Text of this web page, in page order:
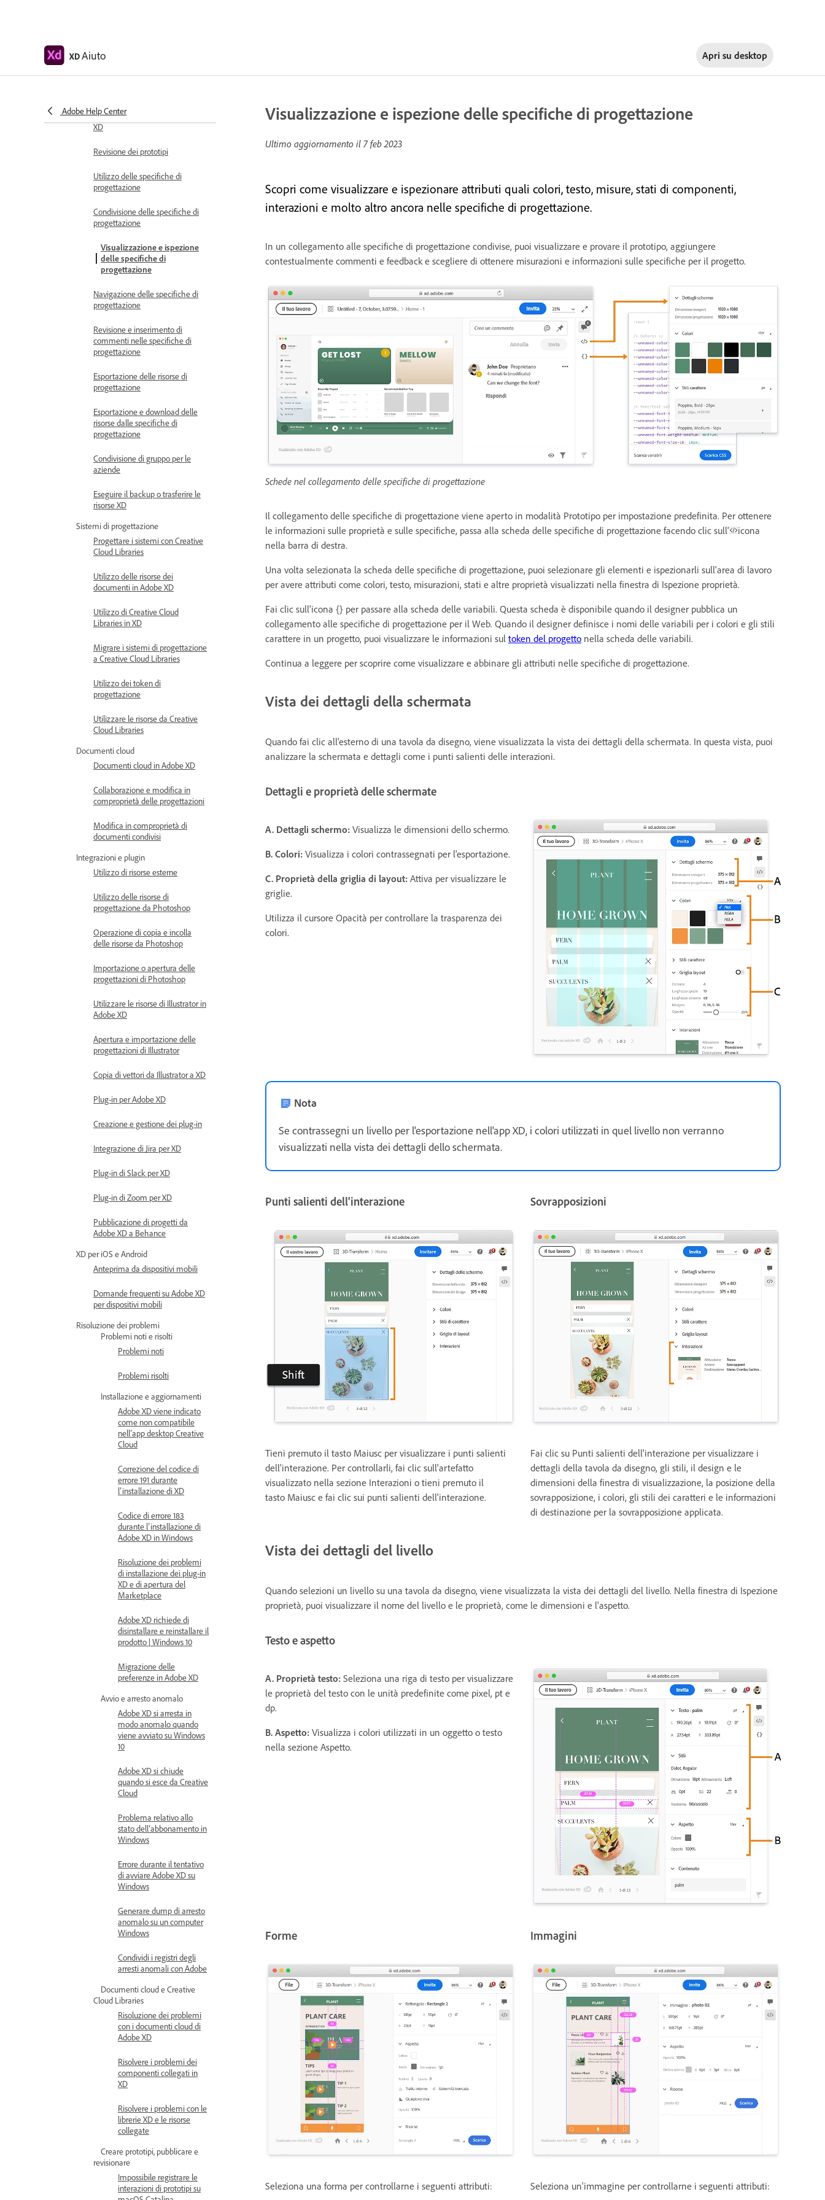
XDAiuto Apri su desktop
Adobe Help Center
prototipi
Utilizzo dei prototipi condivisi in
XD
Revisione dei prototipi
Utilizzo delle specifiche di
progettazione
Condivisione delle specifiche di
progettazione
Visualizzazione e ispezione
delle specifiche di
progettazione
Navigazione delle specifiche di
progettazione
Revisione e inserimento di
commenti nelle specifiche di
progettazione
Esportazione delle risorse di
progettazione
Esportazione e download delle
risorse dalle specifiche di
progettazione
Condivisione di gruppo per le
aziende
Eseguire il backup o trasferire le
risorse XD
Sistemi di progettazione
Progettare i sistemi con Creative
Cloud Libraries
Utilizzo delle risorse dei
documenti in Adobe XD
Utilizzo di Creative Cloud
Libraries in XD
Migrare i sistemi di progettazione
a Creative Cloud Libraries
Utilizzo dei token di
progettazione
Utilizzare le risorse da Creative
Cloud Libraries
Documenti cloud
Documenti cloud in Adobe XD
Collaborazione e modifica in
comproprietà delle progettazioni
Modifica in comproprietà di
documenti condivisi
Integrazioni e plugin
Utilizzo di risorse esterne
Utilizzo delle risorse di
progettazione da Photoshop
Operazione di copia e incolla
delle risorse da Photoshop
Importazione o apertura delle
progettazioni di Photoshop
Utilizzare le risorse di Illustrator in
Adobe XD
Apertura e importazione delle
progettazioni di Illustrator
Copia di vettori da Illustrator a XD
Plug-in per Adobe XD
Creazione e gestione dei plug-in
Integrazione di Jira per XD
Plug-in di Slack per XD
Plug-in di Zoom per XD
Pubblicazione di progetti da
Adobe XD a Behance
XD per iOS e Android
Anteprima da dispositivi mobili
Domande frequenti su Adobe XD
per dispositivi mobili
Risoluzione dei problemi
Problemi noti e risolti
Problemi noti
Problemi risolti
Installazione e aggiornamenti
Adobe XD viene indicato
come non compatibile
nell’app desktop Creative
Cloud
Correzione del codice di
errore 191 durante
l’installazione di XD
Codice di errore 183
durante l’installazione di
Adobe XD in Windows
Risoluzione dei problemi
di installazione dei plug-in
XD e di apertura del
Marketplace
Adobe XD richiede di
disinstallare e reinstallare il
prodotto | Windows 10
Migrazione delle
preferenze in Adobe XD
Avvio e arresto anomalo
Adobe XD si arresta in
modo anomalo quando
viene avviato su Windows
10
Adobe XD si chiude
quando si esce da Creative
Cloud
Problema relativo allo
stato dell’abbonamento in
Windows
Errore durante il tentativo
di avviare Adobe XD su
Windows
Generare dump di arresto
anomalo su un computer
Windows
Condividi i registri degli
arresti anomali con Adobe
Documenti cloud e Creative
Cloud Libraries
Risoluzione dei problemi
con i documenti cloud di
Adobe XD
Risolvere i problemi dei
componenti collegati in
XD
Risolvere i problemi con le
librerie XD e le risorse
collegate
Creare prototipi, pubblicare e
revisionare
Impossibile registrare le
interazioni di prototipi su
Visualizzazione e ispezione delle specifiche di progettazione
Ultimo aggiornamento il 7 feb 2023
Scopri come visualizzare e ispezionare attributi quali colori, testo, misure, stati di componenti,
interazioni e molto altro ancora nelle specifiche di progettazione.
In un collegamento alle specifiche di progettazione condivise, puoi visualizzare e provare il prototipo, aggiungere
contestualmente commenti e feedback e scegliere di ottenere misurazioni e informazioni sulle specifiche per il progetto.
Schede nel collegamento delle specifiche di progettazione
Il collegamento delle specifiche di progettazione viene aperto in modalità Prototipo per impostazione predefinita. Per ottenere
le informazioni sulle proprietà e sulle specifiche, passa alla scheda delle specifiche di progettazione facendo clic sull'
icona
nella barra di destra.
Una volta selezionata la scheda delle specifiche di progettazione, puoi selezionare gli elementi e ispezionarli sull'area di lavoro
per avere attributi come colori, testo, misurazioni, stati e altre proprietà visualizzati nella finestra di Ispezione proprietà.
Fai clic sull'icona {} per passare alla scheda delle variabili. Questa scheda è disponibile quando il designer pubblica un
collegamento alle specifiche di progettazione per il Web. Quando il designer definisce i nomi delle variabili per i colori e gli stili
carattere in un progetto, puoi visualizzare le informazioni sul token del progetto nella scheda delle variabili.
Continua a leggere per scoprire come visualizzare e abbinare gli attributi nelle specifiche di progettazione.
Vista dei dettagli della schermata
Quando fai clic all'esterno di una tavola da disegno, viene visualizzata la vista dei dettagli della schermata. In questa vista, puoi
analizzare la schermata e dettagli come i punti salienti delle interazioni.
Dettagli e proprietà delle schermate
A. Dettagli schermo: Visualizza le dimensioni dello schermo.
B. Colori: Visualizza i colori contrassegnati per l'esportazione.
C. Proprietà della griglia di layout: Attiva per visualizzare le
griglie.
Utilizza il cursore Opacità per controllare la trasparenza dei
colori.
Nota
Se contrassegni un livello per l'esportazione nell'app XD, i colori utilizzati in quel livello non verranno
visualizzati nella vista dei dettagli dello schermata.
Sovrapposizioni
Fai clic su Punti salienti dell'interazione per visualizzare i
dettagli della tavola da disegno, gli stili, il design e le
dimensioni della finestra di visualizzazione, la posizione della
sovrapposizione, i colori, gli stili dei caratteri e le informazioni
di destinazione per la sovrapposizione applicata.
Punti salienti dell'interazione
Tieni premuto il tasto Maiusc per visualizzare i punti salienti
dell'interazione. Per controllarli, fai clic sull'artefatto
visualizzato nella sezione Interazioni o tieni premuto il
tasto Maiusc e fai clic sui punti salienti dell'interazione.
Vista dei dettagli del livello
Quando selezioni un livello su una tavola da disegno, viene visualizzata la vista dei dettagli del livello. Nella finestra di Ispezione
proprietà, puoi visualizzare il nome del livello e le proprietà, come le dimensioni e l'aspetto.
Testo e aspetto
A. Proprietà testo: Seleziona una riga di testo per visualizzare
le proprietà del testo con le unità predefinite come pixel, pt e
dp.
B. Aspetto: Visualizza i colori utilizzati in un oggetto o testo
nella sezione Aspetto.
Forme
Seleziona una forma per controllarne i seguenti attributi:
Immagini
Seleziona un'immagine per controllarne i seguenti attributi: